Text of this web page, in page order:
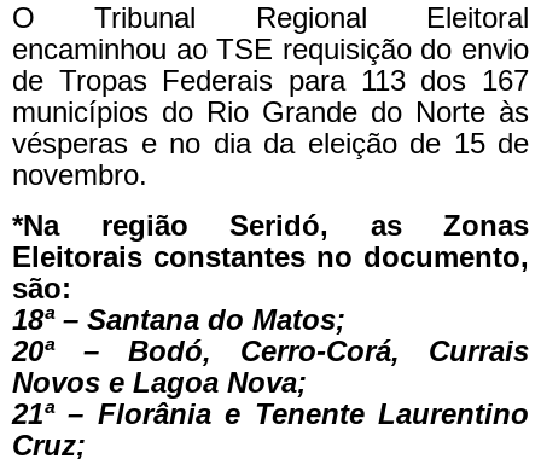
O Tribunal Regional Eleitoral
encaminhou ao TSE requisição do envio
de Tropas Federais para 113 dos 167
municípios do Rio Grande do Norte às
vésperas e no dia da eleição de 15 de
novembro.
*Na região Seridó, as Zonas
Eleitorais constantes no documento,
são:
18ª – Santana do Matos;
20ª – Bodó, Cerro-Corá, Currais
Novos e Lagoa Nova;
21ª – Florânia e Tenente Laurentino
Cruz;